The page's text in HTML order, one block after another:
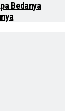
Bedanya